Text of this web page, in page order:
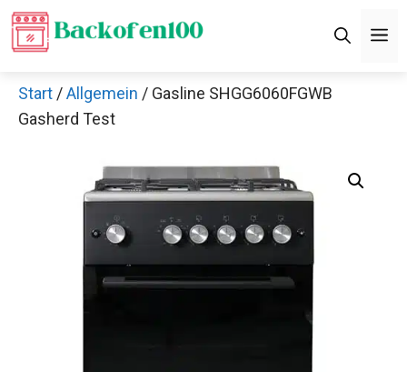
Zum
Inhalt
Start /Allgemein / Gasline SHGG6060FGWB
Gasherd Test